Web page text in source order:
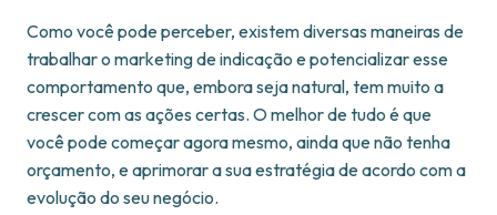
Como você pode perceber, existem diversas maneiras de
trabalhar o marketing de indicação e potencializar esse
comportamento que, embora seja natural, tem muito a
crescer com as ações certas. O melhor de tudo é que
você pode começar agora mesmo, ainda que não tenha
orçamento, e aprimorar a sua estratégia de acordo com a
evolução do seu negócio.